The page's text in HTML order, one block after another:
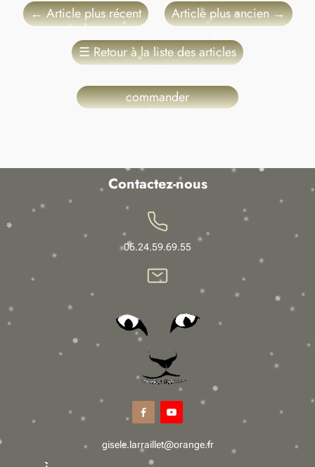
←Article plus récent Article plus ancien→
☰Retour à la liste des articles
commander
Contactez-nous
06.24.59.69.55
 
gisele.larraillet@orange.fr